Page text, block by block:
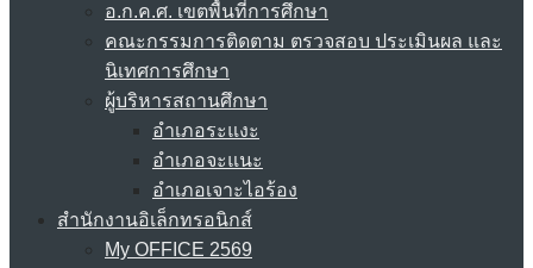
อ.ก.ค.ศ. เขตพื้นที่การศึกษา
คณะกรรมการติดตาม ตรวจสอบ ประเมินผล และ
นิเทศการศึกษา
ผู้บริหารสถานศึกษา
อำเภอระแงะ
อำเภอจะแนะ
อำเภอเจาะไอร้อง
สำนักงานอิเล็กทรอนิกส์
My OFFICE 2569